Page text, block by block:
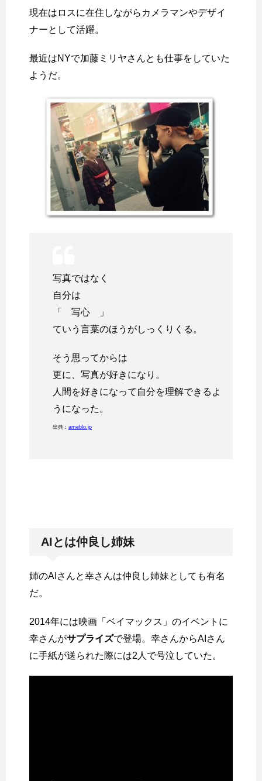
現在はロスに在住しながらカメラマンやデザイ
ナーとして活躍。
最近はNYで加藤ミリヤさんとも仕事をしていた
ようだ。
写真ではなく
自分は
「 写心 」
ていう言葉のほうがしっくりくる。
そう思ってからは
更に、写真が好きになり。
人間を好きになって自分を理解できるよ
うになった。
出典： ameblo.jp
AIとは仲良し姉妹
姉のAIさんと幸さんは仲良し姉妹としても有名
だ。
2014年には映画「ベイマックス」のイベントに
幸さんがサプライズで登場。幸さんからAIさん
に手紙が送られた際には2人で号泣していた。